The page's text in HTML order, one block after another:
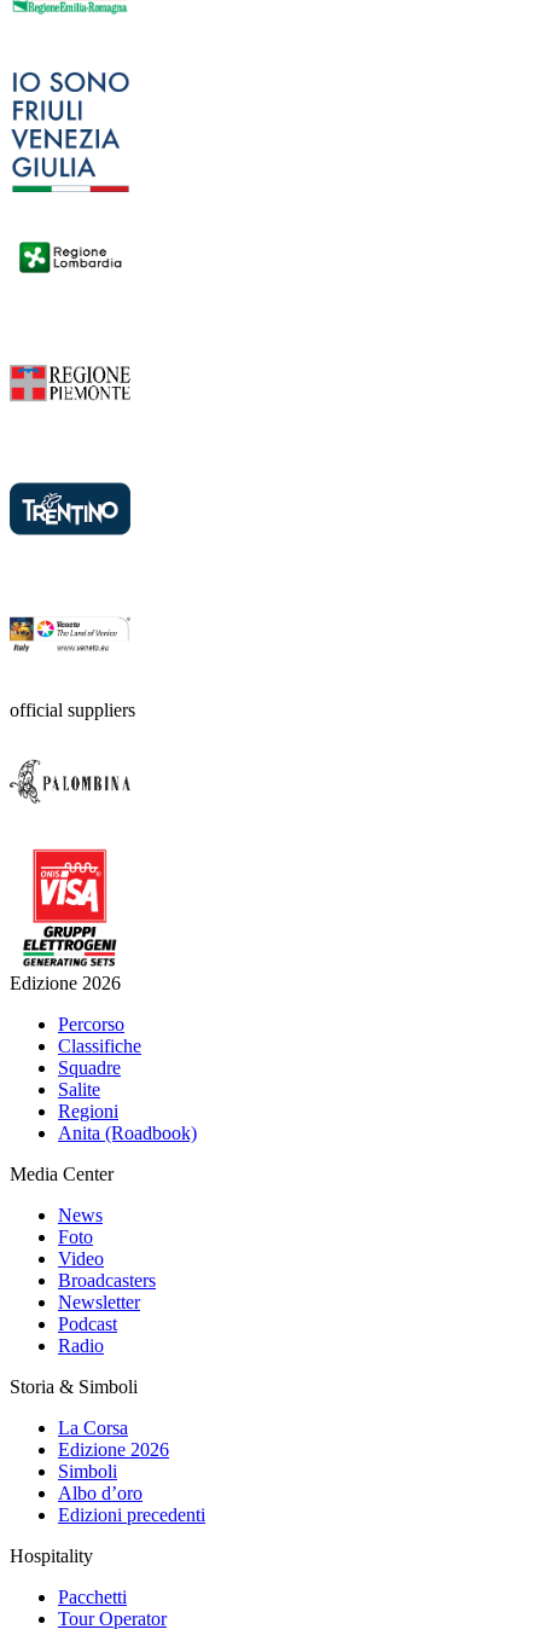
official suppliers
Edizione 2026
Percorso
Classifiche
Squadre
Salite
Regioni
Anita (Roadbook)
Media Center
News
Foto
Video
Broadcasters
Newsletter
Podcast
Radio
Storia & Simboli
La Corsa
Edizione 2026
Simboli
Albo d’oro
Edizioni precedenti
Hospitality
Pacchetti
Tour Operator